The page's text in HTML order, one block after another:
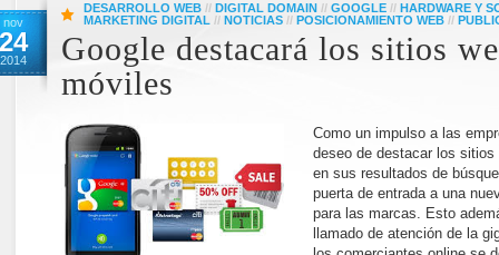
nov
24
2014
DESARROLLO WEB // DIGITAL DOMAIN // GOOGLE // HARDWARE Y
MARKETING DIGITAL // NOTICIAS // POSICIONAMIENTO WEB //
Google destacará los sitios
móviles
Como un impulso a las
deseo de destacar los
en sus resultados de
puerta de entrada a una
para las marcas. Esto
llamado de atención de la